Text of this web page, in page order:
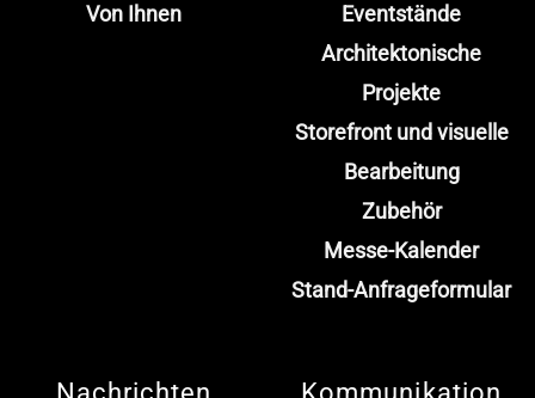
Von Ihnen
Eventstände
Architektonische
Projekte
Storefront und visuelle
Bearbeitung
Zubehör
Messe-Kalender
Stand-Anfrageformular